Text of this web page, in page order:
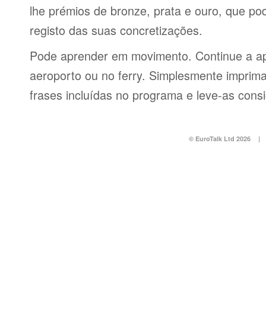
lhe prémios de bronze, prata e ouro, que
registo das suas concretizações.
Pode aprender em movimento. Continue a
aeroporto ou no ferry. Simplesmente
frases incluídas no programa e leve-as
© EuroTalk Ltd 2026 |